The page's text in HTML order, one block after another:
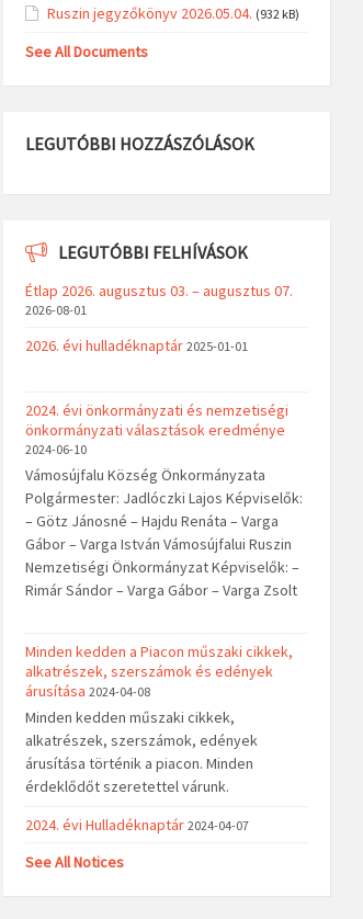
Ruszin jegyzőkönyv 2026.05.04. (932 kB)
See All Documents
LEGUTÓBBI HOZZÁSZÓLÁSOK
LEGUTÓBBI FELHÍVÁSOK
Étlap 2026. augusztus 03. – augusztus 07.
2026-08-01
2026. évi hulladéknaptár 2025-01-01
2024. évi önkormányzati és nemzetiségi
önkormányzati választások eredménye
2024-06-10
Vámosújfalu Község Önkormányzata
Polgármester: Jadlóczki Lajos Képviselők:
– Götz Jánosné – Hajdu Renáta – Varga
Gábor – Varga István Vámosújfalui Ruszin
Nemzetiségi Önkormányzat Képviselők: –
Rimár Sándor – Varga Gábor – Varga Zsolt
Minden kedden a Piacon műszaki cikkek,
alkatrészek, szerszámok és edények
árusítása 2024-04-08
Minden kedden műszaki cikkek,
alkatrészek, szerszámok, edények
árusítása történik a piacon. Minden
érdeklődőt szeretettel várunk.
2024. évi Hulladéknaptár 2024-04-07
See All Notices